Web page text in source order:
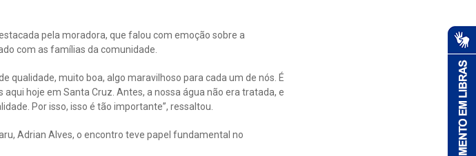
pela moradora, que falou com emoção sobre a
com as famílias da comunidade.
qualidade, muito boa, algo maravilhoso para cada um de nós. É
hoje em Santa Cruz. Antes, a nossa água não era tratada, e
Por isso, isso é tão importante”, ressaltou.
Adrian Alves, o encontro teve papel fundamental no